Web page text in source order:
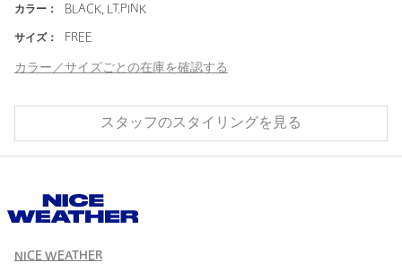
カラー： BLACK, LT.PINK
サイズ： FREE
カラー／サイズごとの在庫を確認する
スタッフのスタイリングを見る
NICE WEATHER